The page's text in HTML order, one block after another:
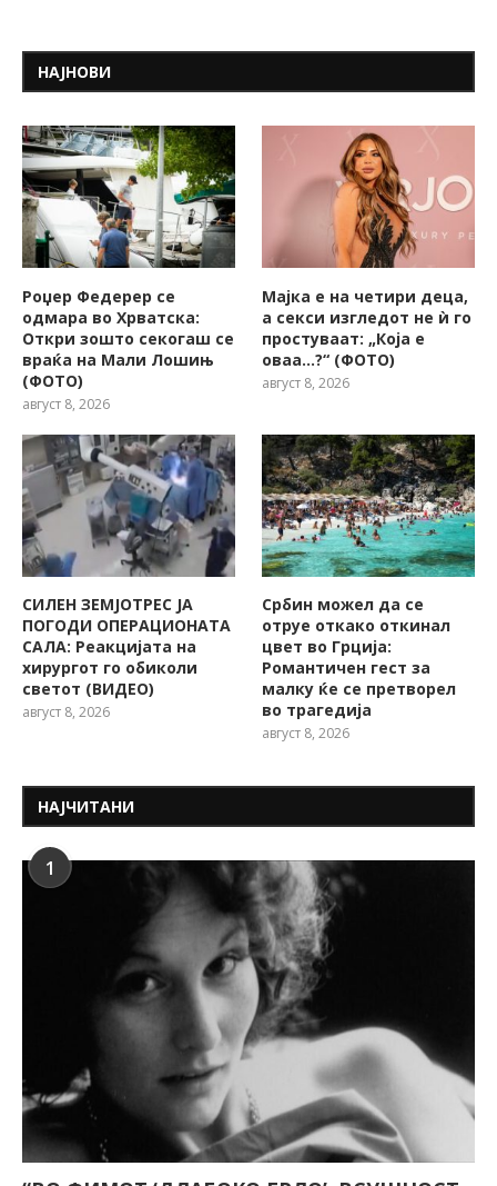
НАЈНОВИ
Роџер Федерер се
одмара во Хрватска:
Откри зошто секогаш се
враќа на Мали Лошињ
(ФОТО)
август 8, 2026
Мајка е на четири деца,
а секси изгледот не ѝ го
простуваат: „Која е
оваа…?“ (ФОТО)
август 8, 2026
СИЛЕН ЗЕМЈОТРЕС ЈА
ПОГОДИ ОПЕРАЦИОНАТА
САЛА: Реакцијата на
хирургот го обиколи
светот (ВИДЕО)
август 8, 2026
Србин можел да се
отруе откако откинал
цвет во Грција:
Романтичен гест за
малку ќе се претворел
во трагедија
август 8, 2026
НАЈЧИТАНИ
1